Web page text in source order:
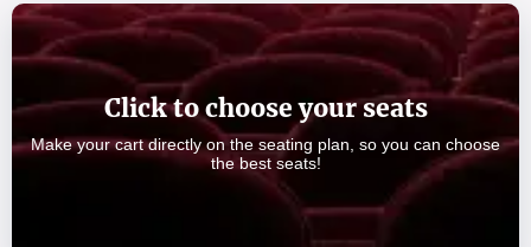
Click to choose your seats
Make your cart directly on the seating plan, so you can choose
the best seats!